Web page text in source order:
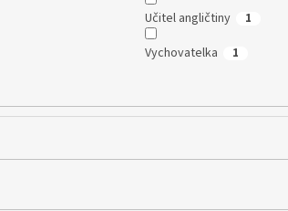
Učitel angličtiny 1
Vychovatelka 1